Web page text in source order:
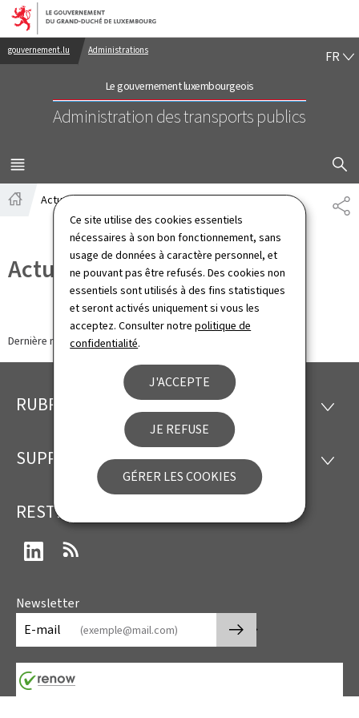
Ce site utilise des cookies essentiels
nécessaires à son bon fonctionnement, sans
usage de données à caractère personnel, et
ne pouvant pas être refusés. Des cookies non
essentiels sont utilisés à des fins statistiques
et seront activés uniquement si vous les
acceptez. Consulter notrepolitique de
confidentialité.
J'ACCEPTE
JE REFUSE
GÉRER LES COOKIES
Aller au menu principal
Aller au contenu
gouvernement.lu Administrations
Le gouvernement luxembourgeois
Administration des transports publics
FR
MENU
PRINCIPAL
Actualités
Actualités
Dernière modification le20.04.2026
Pied
page
RUBRIQUES
SUPPORT
RESTEZ CONNECTÉ
LinkedIn
Newsletter
E-mail
🡒